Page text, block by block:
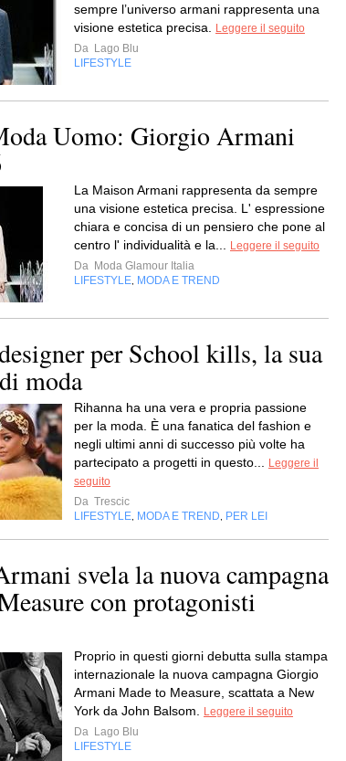
sempre l’universo armani rappresenta una
visione estetica precisa.
Leggere il seguito
Da Lago Blu
LIFESTYLE
Uomo: Giorgio Armani
La Maison Armani rappresenta da sempre
una visione estetica precisa. L' espressione
chiara e concisa di un pensiero che pone al
centro l' individualità e la...
Leggere il seguito
Da Moda Glamour Italia
LIFESTYLE MODA E TREND
per School kills, la sua
moda
Rihanna ha una vera e propria passione
per la moda. È una fanatica del fashion e
negli ultimi anni di successo più volte ha
partecipato a progetti in questo...
Leggere il
seguito
Da Trescic
LIFESTYLE MODA E TREND PER LEI
svela la nuova campagna
con protagonisti
Proprio in questi giorni debutta sulla stampa
internazionale la nuova campagna Giorgio
Armani Made to Measure, scattata a New
York da John Balsom.
Leggere il seguito
Da Lago Blu
LIFESTYLE